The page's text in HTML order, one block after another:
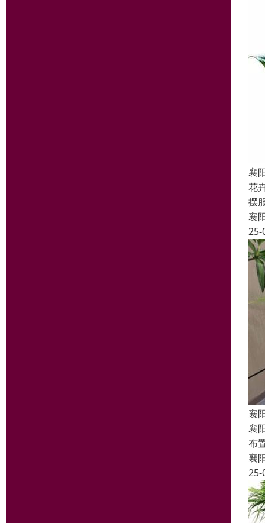
襄
花
摆
襄
25-
襄
襄
布
襄
25-